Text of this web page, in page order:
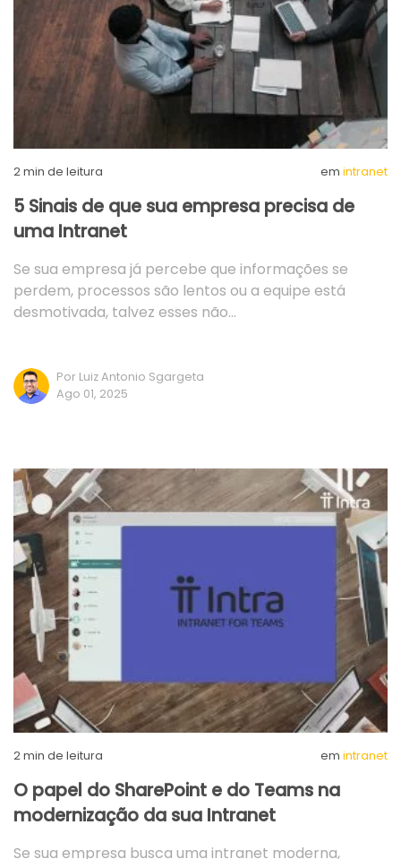
2min de leitura em intranet
5 Sinais de que sua empresa precisa de
uma Intranet
Se sua empresa já percebe que informações se
perdem, processos são lentos ou a equipe está
desmotivada, talvez esses não…
Por Luiz Antonio Sgargeta
Ago 01, 2025
2min de leitura em intranet
O papel do SharePoint e do Teams na
modernização da sua Intranet
Se sua empresa busca uma intranet moderna,